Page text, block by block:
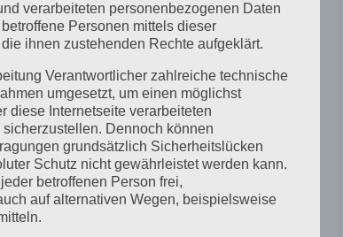
verarbeiteten personenbezogenen Daten
Personen mittels dieser
ihnen zustehenden Rechte aufgeklärt.
Verantwortlicher zahlreiche technische
umgesetzt, um einen möglichst
diese Internetseite verarbeiteten
Dennoch können
grundsätzlich Sicherheitslücken
Schutz nicht gewährleistet werden kann.
betroffenen Person frei,
auf alternativen Wegen, beispielsweise